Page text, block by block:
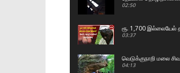
02:50
ரூ. 1,700 இல்லையேல்
03:37
வெடுக்குநாறி மலை
04:13